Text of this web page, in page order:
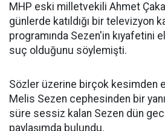
MHP eski milletvekili Ahmet
günlerde katıldığı bir televizyon
programında Sezen'in kıyafetini
suç olduğunu söylemişti.
Sözler üzerine birçok kesimden
Melis Sezen cephesinden bir
süre sessiz kalan Sezen dün
paylaşımda bulundu.